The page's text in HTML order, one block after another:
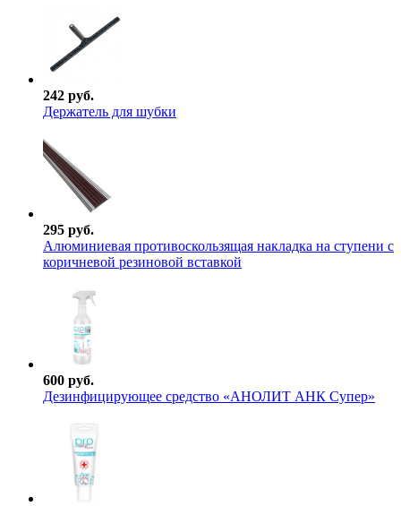
242 руб.
Держатель для шубки
295 руб.
Алюминиевая противоскользящая накладка на ступени с
коричневой резиновой вставкой
600 руб.
Дезинфицирующее средство «АНОЛИТ АНК Супер»